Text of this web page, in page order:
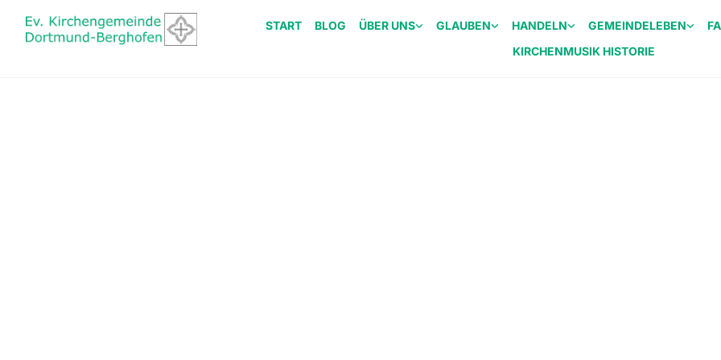
START BLOG ÜBER UNS GLAUBEN HANDELN GEMEINDELEBEN
KIRCHENMUSIK HISTORIE